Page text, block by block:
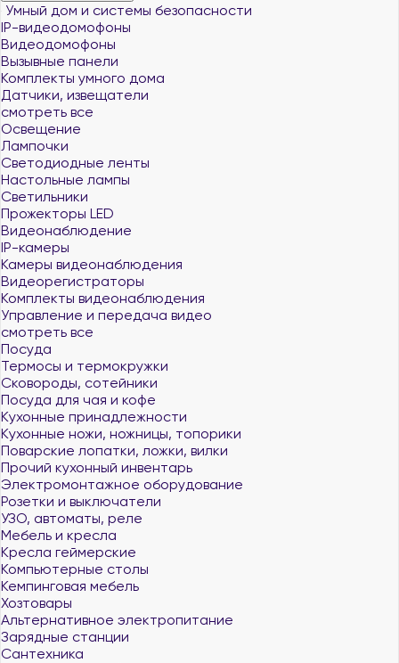
Умный дом и системы безопасности
IP-видеодомофоны
Видеодомофоны
Вызывные панели
Комплекты умного дома
Датчики, извещатели
смотреть все
Освещение
Лампочки
Светодиодные ленты
Настольные лампы
Светильники
Прожекторы LED
Видеонаблюдение
IP-камеры
Камеры видеонаблюдения
Видеорегистраторы
Комплекты видеонаблюдения
Управление и передача видео
смотреть все
Посуда
Термосы и термокружки
Сковороды, сотейники
Посуда для чая и кофе
Кухонные принадлежности
Кухонные ножи, ножницы, топорики
Поварские лопатки, ложки, вилки
Прочий кухонный инвентарь
Электромонтажное оборудование
Розетки и выключатели
УЗО, автоматы, реле
Мебель и кресла
Кресла геймерские
Компьютерные столы
Кемпинговая мебель
Хозтовары
Альтернативное электропитание
Зарядные станции
Сантехника